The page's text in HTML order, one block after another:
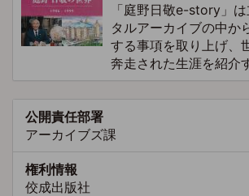
「庭野日敬e-story」
タルアーカイブの中か
する事項を取り上げ、
奔走された生涯を紹介
公開責任部署
アーカイブズ課
権利情報
佼成出版社